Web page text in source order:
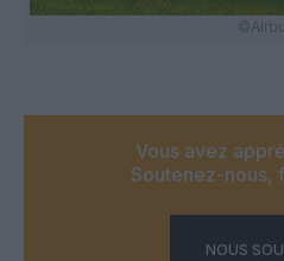
Vous avez
Soutenez-nous,
NOUS